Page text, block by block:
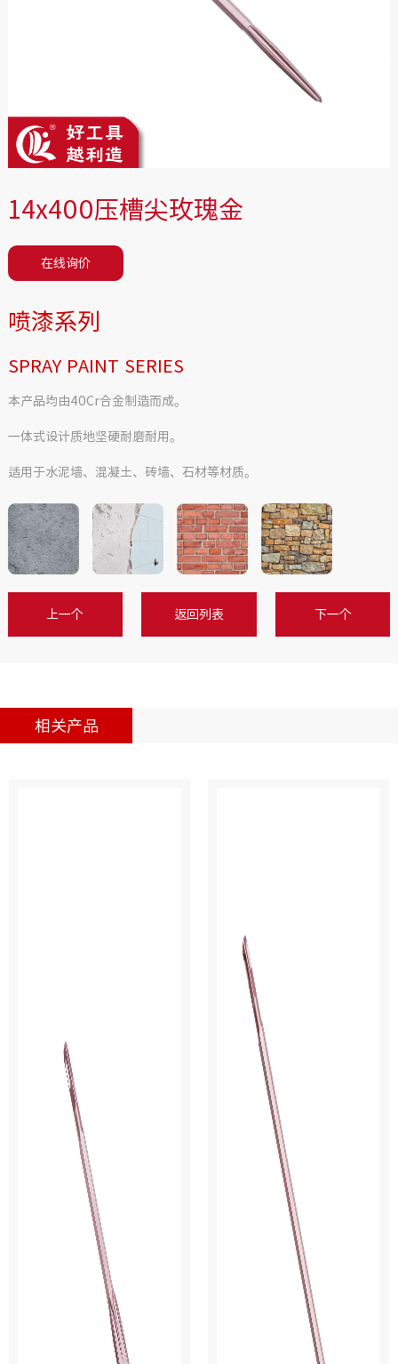
14x400压槽尖玫瑰金
在线询价
喷漆系列
SPRAY PAINT SERIES
本产品均由40Cr合金制造而成。
一体式设计质地坚硬耐磨耐用。
适用于水泥墙、混凝土、砖墙、石材等材质。
上一个 返回列表 下一个
相关产品